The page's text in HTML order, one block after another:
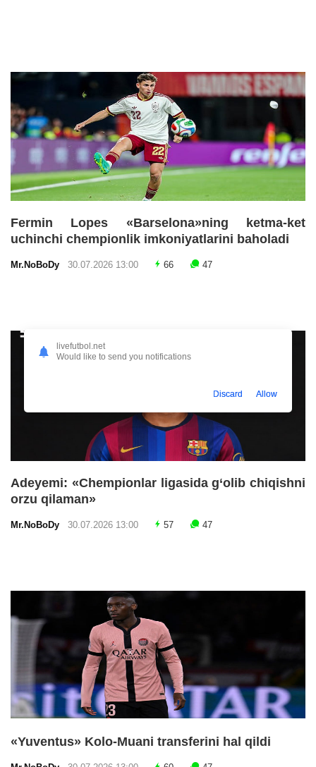
Fermin Lopes «Barselona»ning ketma-ket
uchinchi chempionlik imkoniyatlarini baholadi
Mr.NoBoDy 30.07.2026 13:00 66 47
Adeyemi: «Chempionlar ligasida g‘olib chiqishni
orzu qilaman»
Mr.NoBoDy 30.07.2026 13:00 57 47
«Yuventus» Kolo-Muani transferini hal qildi
livefutbol.net
Would like to send you notifications
Discard Allow